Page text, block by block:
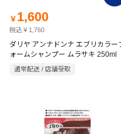
￥ 1,600
税込￥1,760
ダリヤ アンナドンナ エブリカラー
ォームシャンプー ムラサキ 250ml
通常配送 / 店舗受取